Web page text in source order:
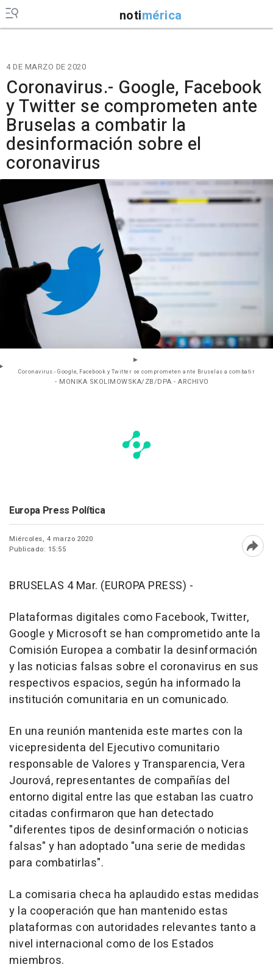
notimérica
4 DE MARZO DE 2020
Coronavirus.- Google, Facebook
y Twitter se comprometen ante
Bruselas a combatir la
desinformación sobre el
coronavirus
Coronavirus.- Google, Facebook y Twitter se comprometen ante Bruselas a combatir
- MONIKA SKOLIMOWSKA/ZB/DPA - ARCHIVO
Europa Press Política
Miércoles, 4 marzo 2020
Publicado: 15:55
BRUSELAS 4 Mar. (EUROPA PRESS) -
Plataformas digitales como Facebook, Twitter,
Google y Microsoft se han comprometido ante la
Comisión Europea a combatir la desinformación
y las noticias falsas sobre el coronavirus en sus
respectivos espacios, según ha informado la
institución comunitaria en un comunicado.
En una reunión mantenida este martes con la
vicepresidenta del Ejecutivo comunitario
responsable de Valores y Transparencia, Vera
Jourová, representantes de compañías del
entorno digital entre las que estaban las cuatro
citadas confirmaron que han detectado
"diferentes tipos de desinformación o noticias
falsas" y han adoptado "una serie de medidas
para combatirlas".
La comisaria checa ha aplaudido estas medidas
y la cooperación que han mantenido estas
plataformas con autoridades relevantes tanto a
nivel internacional como de los Estados
miembros.